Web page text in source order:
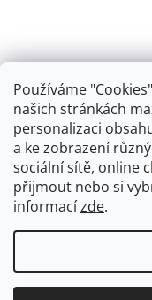
Používáme
našich stránkách
personalizaci
a ke zobrazení
sociální sítě, online
přijmout nebo si
informacízde.
Vytvořil
Copyright 2026